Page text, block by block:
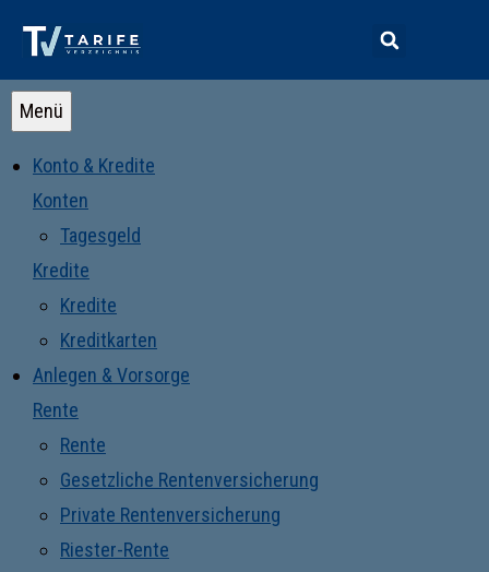
Menü
Konto & Kredite
Konten
Tagesgeld
Kredite
Kredite
Kreditkarten
Anlegen & Vorsorge
Rente
Rente
Gesetzliche Rentenversicherung
Private Rentenversicherung
Riester-Rente